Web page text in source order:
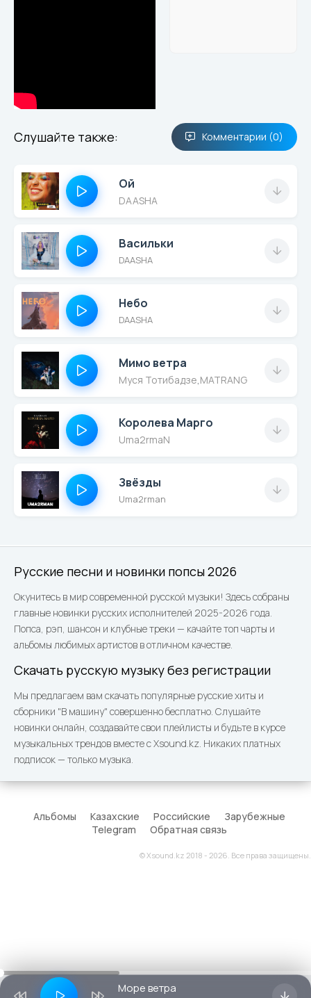
Русские песни и новинки попсы 2026
Окунитесь в мир современной русской музыки! Здесь собраны
главные новинки русских исполнителей 2025-2026 года.
Попса, рэп, шансон и клубные треки — качайте топ чарты и
альбомы любимых артистов в отличном качестве.
Скачать русскую музыку без регистрации
Мы предлагаем вам скачать популярные русские хиты и
сборники "В машину" совершенно бесплатно. Слушайте
новинки онлайн, создавайте свои плейлисты и будьте в курсе
музыкальных трендов вместе с Xsound.kz. Никаких платных
подписок — только музыка.
Слушайте также: Комментарии (0)
Ой
DAASHA
Васильки
DAASHA
Небо
DAASHA
Мимо ветра
Муся Тотибадзе MATRANG
Королева Марго
Uma2rmaN
Звёзды
Uma2rman
Альбомы Казахские Российские
Зарубежные
Telegram
Обратная связь
© Xsound.kz 2018 - 2026. Все права защищены.
Море ветра